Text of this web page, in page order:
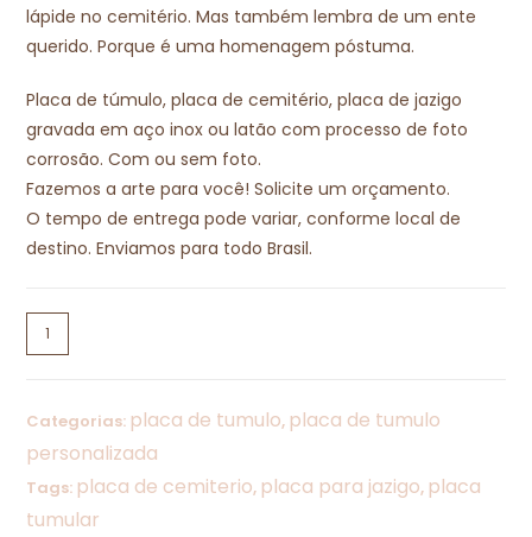
lápide no cemitério. Mas também lembra de um ente
querido. Porque é uma homenagem póstuma.
Placa de túmulo, placa de cemitério, placa de jazigo
gravada em aço inox ou latão com processo de foto
corrosão. Com ou sem foto.
Fazemos a arte para você! Solicite um orçamento.
O tempo de entrega pode variar, conforme local de
destino. Enviamos para todo Brasil.
Categorias: placa de tumulo, placa de tumulo
personalizada
Tags: placa de cemiterio, placa para jazigo, placa
tumular